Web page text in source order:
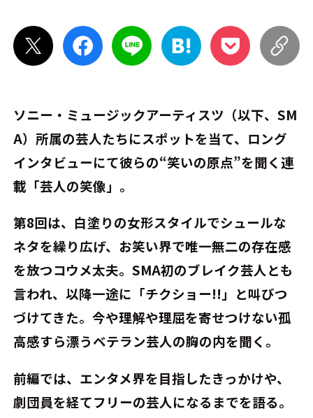
ソニー・ミュージックアーティスツ（以下、SM
A）所属の芸人たちにスポットを当て、ロング
インタビューにて彼らの“笑いの原点”を聞く連
載「芸人の笑像」。
第8回は、白塗りの女形スタイルでシュールな
ネタを繰り広げ、お笑い界で唯一無二の存在感
を放つコウメ太夫。SMA初のブレイク芸人とも
言われ、以降一途に「チクショー!!」と叫びつ
づけてきた。今や理解や理屈を寄せつけない孤
高感すら漂うベテラン芸人の胸の内を聞く。
前編では、エンタメ界を目指したきっかけや、
劇団員を経てフリーの芸人になるまでを語る。